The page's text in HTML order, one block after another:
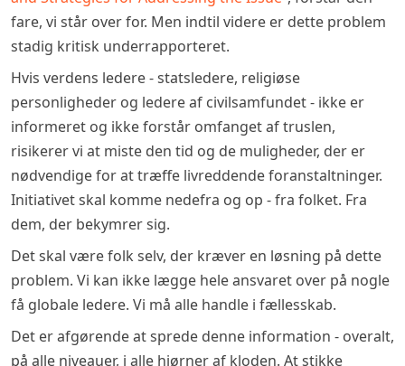
fare, vi står over for. Men indtil videre er dette problem
stadig kritisk underrapporteret.
Hvis verdens ledere - statsledere, religiøse
personligheder og ledere af civilsamfundet - ikke er
informeret og ikke forstår omfanget af truslen,
risikerer vi at miste den tid og de muligheder, der er
nødvendige for at træffe livreddende foranstaltninger.
Initiativet skal komme nedefra og op - fra folket. Fra
dem, der bekymrer sig.
Det skal være folk selv, der kræver en løsning på dette
problem. Vi kan ikke lægge hele ansvaret over på nogle
få globale ledere. Vi må alle handle i fællesskab.
Det er afgørende at sprede denne information - overalt,
på alle niveauer, i alle hjørner af kloden. At stikke